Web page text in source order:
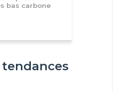
bas carbone